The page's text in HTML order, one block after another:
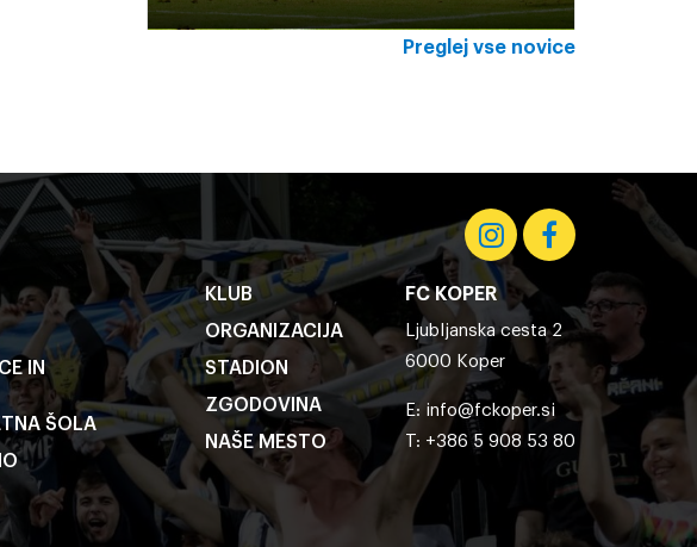
Preglej vse novice
IN
ŠOLA
KLUB
ORGANIZACIJA
STADION
ZGODOVINA
NAŠE MESTO
FC KOPER
Ljubljanska cesta 2
6000 Koper
E: info@fckoper.si
T: +386 5 908 53 80